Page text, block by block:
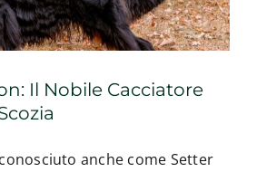
Il Nobile Cacciatore
anche come Setter